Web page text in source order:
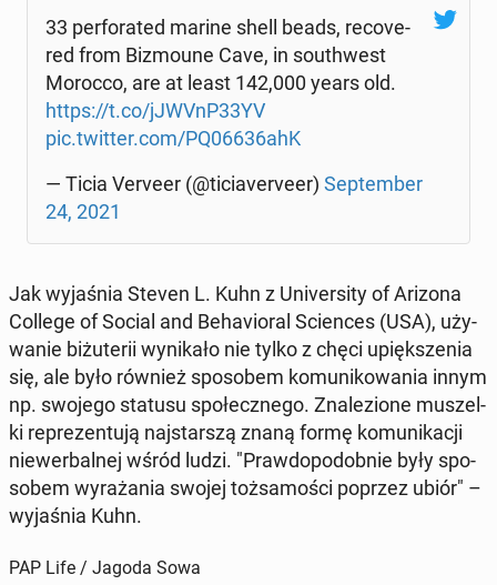
33 per­fo­ra­ted marine shell beads, re­co­ve­
red from Bi­zmo­une Cave, in so­uth­west
Morocco, are at least 142,000 years old.
https://t.co/jJWVnP33YV
pic.twitter.com/PQ06636ahK
— Ticia Verveer (@ti­cia­ve­rve­er) Sep­tem­ber
24, 2021
Jak wy­ja­śnia Steven L. Kuhn z Uni­ver­si­ty of Arizona
College of Social and Be­ha­vio­ral Scien­ces (USA), uży­
wa­nie bi­żu­te­rii wy­ni­ka­ło nie tylko z chęci upięk­sze­nia
się, ale było również spo­so­bem ko­mu­ni­ko­wa­nia innym
np. swojego statusu spo­łecz­ne­go. Zna­le­zio­ne mu­szel­
ki re­pre­zen­tu­ją naj­star­szą znaną formę ko­mu­ni­ka­cji
nie­wer­bal­nej wśród ludzi. "Praw­do­po­dob­nie były spo­
so­bem wy­ra­ża­nia swojej toż­sa­mo­ści poprzez ubiór" –
wy­ja­śnia Kuhn.
PAP Life / Jagoda Sowa